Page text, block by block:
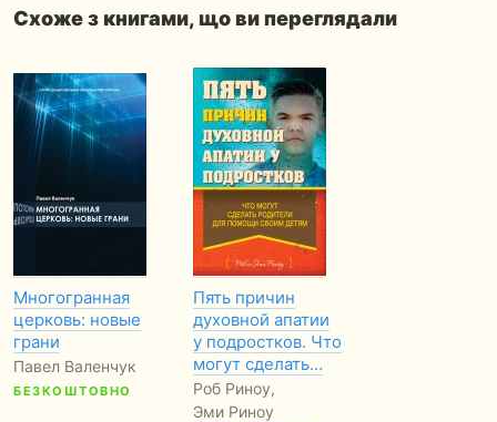
ХVI
XVIII
Частина ДРУГА
XIX
ХХ
ХХІ
ХХІІІ
ХХIV
XXVI
ХХVII
ПУТІВНИК ДЛЯ ОБГОВОРЕННЯ КНИГИ
Про книгу
Про автора
Про видавця
Схоже з книгами, що ви переглядали
Многогранная
церковь: новые
грани
Павел Валенчук
БЕЗКОШТОВНО
Пять причин
духовной апатии
у подростков. Что
могут сделать…
Роб Риноу,
Эми Риноу